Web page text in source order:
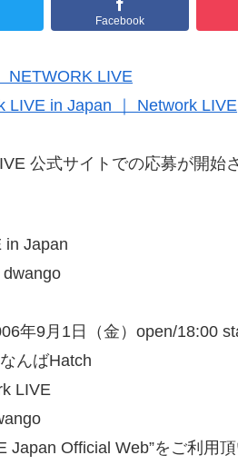
Facebook
NETWORK LIVE
LIVE in Japan ｜ Network LIVE
公式サイトでの応募が開始
in Japan
年9月1日（金）open/18:00
んばHatch
LIVE
Japan Official Web”をご利用